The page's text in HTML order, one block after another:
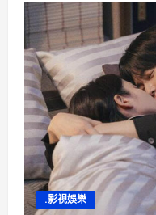
期
一
會！
高
雄
玉
荷
限
時
登
場
「高
雄
首
選
電
商
.影視娛樂